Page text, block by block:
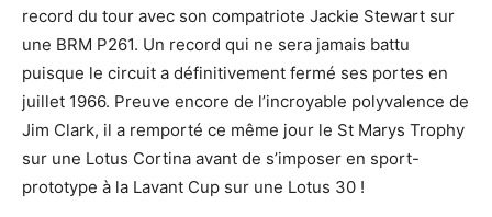
record du tour avec son compatriote Jackie Stewart sur
une BRM P261. Un record qui ne sera jamais battu
puisque le circuit a définitivement fermé ses portes en
juillet 1966. Preuve encore de l’incroyable polyvalence de
Jim Clark, il a remporté ce même jour le St Marys Trophy
sur une Lotus Cortina avant de s’imposer en sport-
prototype à la Lavant Cup sur une Lotus 30 !